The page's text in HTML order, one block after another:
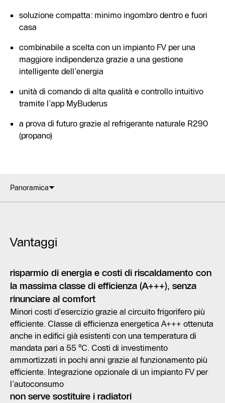
soluzione compatta: minimo ingombro dentro e fuori
casa
combinabile a scelta con un impianto FV per una
maggiore indipendenza grazie a una gestione
intelligente dell’energia
unità di comando di alta qualità e controllo intuitivo
tramite l’app MyBuderus
a prova di futuro grazie al refrigerante naturale R290
(propano)
Panoramica
Vantaggi
risparmio di energia e costi di riscaldamento con
la massima classe di efficienza (A+++), senza
rinunciare al comfort
Minori costi d’esercizio grazie al circuito frigorifero più
efficiente. Classe di efficienza energetica A+++ ottenuta
anche in edifici già esistenti con una temperatura di
mandata pari a 55 °C. Costi di investimento
ammortizzati in pochi anni grazie al funzionamento più
efficiente. Integrazione opzionale di un impianto FV per
l’autoconsumo
non serve sostituire i radiatori